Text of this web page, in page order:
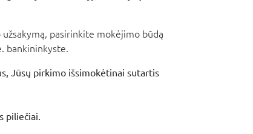
pasirinkite mokėjimo būdą
bankininkyste.
Jūsų pirkimo išsimokėtinai sutartis
piliečiai.